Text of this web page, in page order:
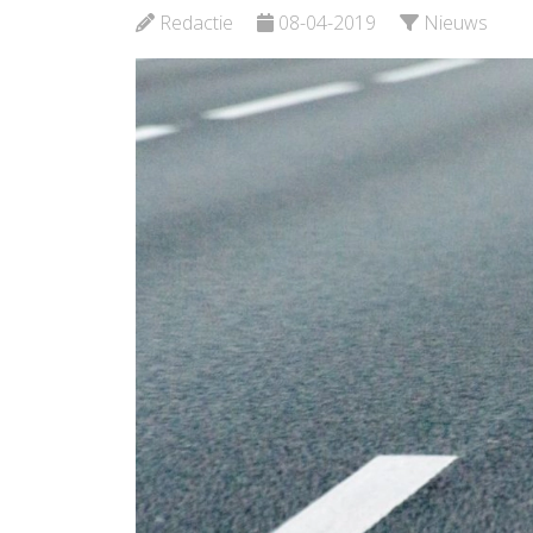
Redactie 08-04-2019 Nieuws
Bekijk de pagina